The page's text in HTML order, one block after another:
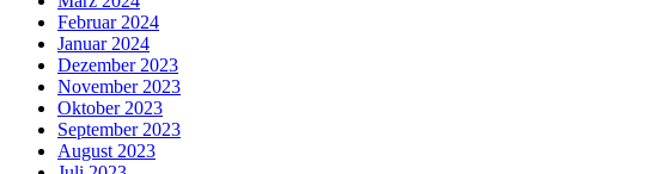
Februar 2024
Januar 2024
Dezember 2023
November 2023
Oktober 2023
September 2023
August 2023